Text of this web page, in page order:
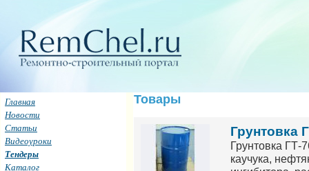
Товары
Грунтовка
Грунтовка
каучука,
Главная
Новости
Статьи
Видеоуроки
Тендеры
Каталог